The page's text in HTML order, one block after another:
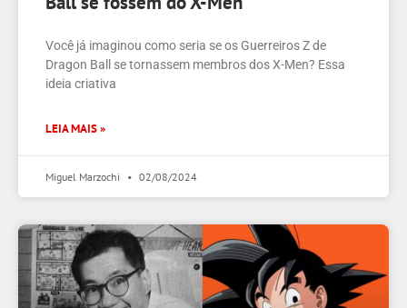
Você já imaginou como seria se os Guerreiros Z de
Dragon Ball se tornassem membros dos X-Men? Essa
ideia criativa
LEIA MAIS »
Miguel Marzochi 02/08/2024